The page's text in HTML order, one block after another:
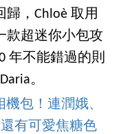
，Chloè 取用
款超迷你小包攻
年不能錯過的則
。
包！連潤娥、
有可愛焦糖色